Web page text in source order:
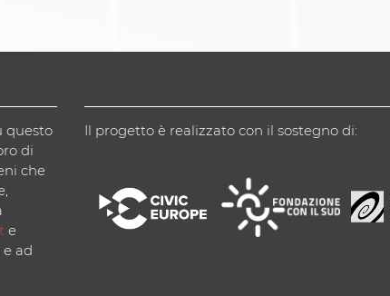
questo
di
che
e
ad
Il progetto è realizzato con il sostegno di: